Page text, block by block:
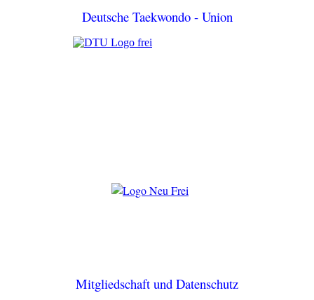
Deutsche Taekwondo - Union
Mitgliedschaft und Datenschutz